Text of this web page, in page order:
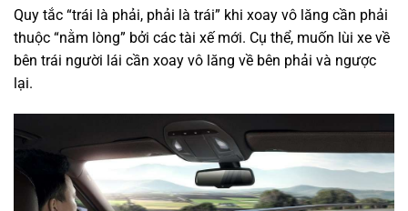
Quy tắc “trái là phải, phải là trái” khi xoay vô lăng cần phải
thuộc “nằm lòng” bởi các tài xế mới. Cụ thể, muốn lùi xe về
bên trái người lái cần xoay vô lăng về bên phải và ngược
lại.